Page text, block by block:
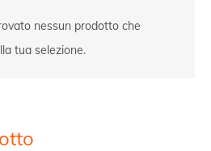
nessun prodotto che
tua selezione.